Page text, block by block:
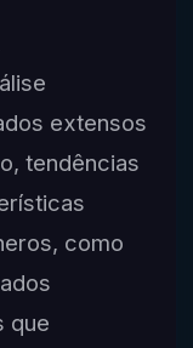
extensos
tendências
como
que